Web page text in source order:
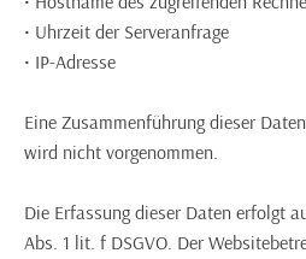
• Uhrzeit der Serveranfrage
• IP-Adresse
Eine Zusammenführung dieser
wird nicht vorgenommen.
Die Erfassung dieser Daten erfolgt
Abs. 1 lit. f DSGVO. Der